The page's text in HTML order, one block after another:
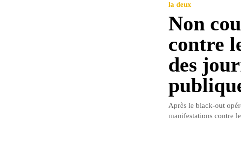
la deux
Non
contre
des
Après le black-out
manifestations contre